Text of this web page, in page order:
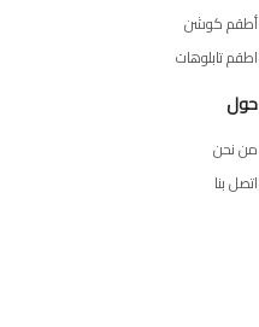
أطقم كوشن
اطقم تابلوهات
حول
من نحن
اتصل بنا